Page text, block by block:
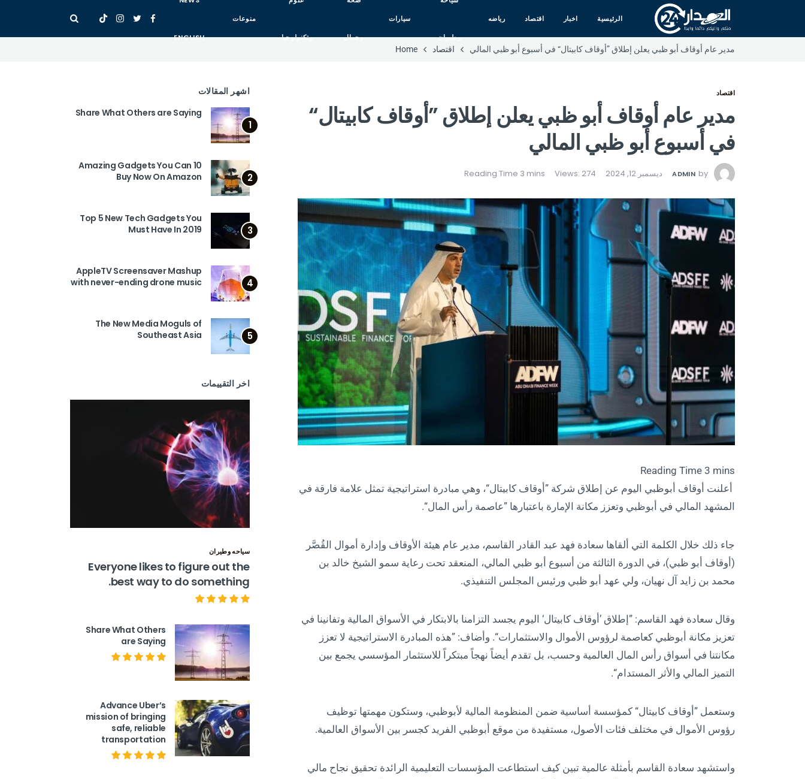
الرئيسية اخبار اقتصاد رياضه
وطيران
سيارات
وجمال وتكنولوجيا
منوعات
ENGLISH
مدير عام أوقاف أبو ظبي يعلن إطلاق ”أوقاف كابيتال“ في أسبوع أبو ظبي المالي
اقتصاد Home
اقتصاد
مدير عام أوقاف أبو ظبي يعلن إطلاق ”أوقاف كابيتال“
في أسبوع أبو ظبي المالي
by
ADMIN ديسمبر 12, 2024 Views: 274
أعلنت أوقاف أبوظبي اليوم عن إطلاق شركة ”أوقاف كابيتال“، وهي مبادرة استراتيجية تمثل علامة فارقة في
المشهد المالي في أبوظبي وتعزز مكانة الإمارة باعتبارها ”عاصمة رأس المال“.
جاء ذلك خلال الكلمة التي ألقاها سعادة فهد عبد القادر القاسم، مدير عام هيئة الأوقاف وإدارة أموال القُصَّر
(أوقاف أبو ظبي)، في الدورة الثالثة من أسبوع أبو ظبي المالي، المنعقد تحت رعاية سمو الشيخ خالد بن
محمد بن زايد آل نهيان، ولي عهد أبو ظبي ورئيس المجلس التنفيذي.
وقال سعادة فهد القاسم: ”إطلاق ’أوقاف كابيتال‘ اليوم يجسد التزامنا بالابتكار في الأسواق المالية وتفانينا في
تعزيز مكانة أبوظبي كعاصمة لرؤوس الأموال والاستثمارات“. وأضاف: ”هذه المبادرة الاستراتيجية لا تعزز
مكانتنا في أسواق رأس المال العالمية وحسب، بل تقدم أيضاً نهجاً مبتكراً للاستثمار المؤسسي يجمع بين
التميز المالي والأثر المستدام“.
وستعمل ”أوقاف كابيتال“ كمؤسسة أساسية ضمن المنظومة المالية لأبوظبي، وستكون مهمتها توظيف
رؤوس الأموال في مختلف فئات الأصول، مستفيدة من موقع أبوظبي الفريد كجسر بين الأسواق العالمية.
واستشهد سعادة القاسم بأمثلة عالمية تبين كيف استطاعت المؤسسات التعليمية الرائدة تحقيق نجاح مالي
اشهر المقالات
1
Share What Others are Saying
2
10 Amazing Gadgets You Can
Buy Now On Amazon
3
Top 5 New Tech Gadgets You
Must Have In 2019
4
AppleTV Screensaver Mashup
with never-ending drone music
5
The New Media Moguls of
Southeast Asia
اخر التقييمات
سياحه وطيران
Everyone likes to figure out the
best way to do something.
Share What Others
are Saying
Advance Uber’s
mission of bringing
safe, reliable
transportation